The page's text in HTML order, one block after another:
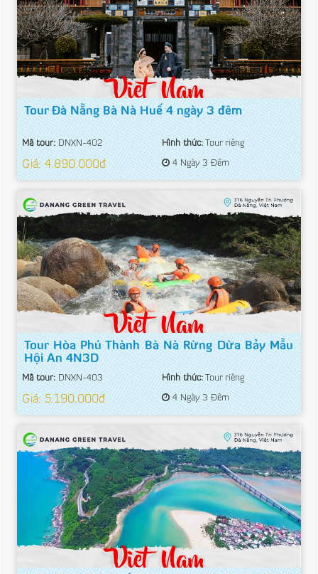
Tour Đà Nẵng Bà Nà Huế 4 ngày 3 đêm
Mã tour:DNXN-402 Hình thức:Tour riêng
Giá: 4.890.000đ 4 Ngày 3 Đêm
Tour Hòa Phú Thành Bà Nà Rừng Dừa Bảy Mẫu
Hội An 4N3D
Mã tour:DNXN-403 Hình thức:Tour riêng
Giá: 5.190.000đ 4 Ngày 3 Đêm